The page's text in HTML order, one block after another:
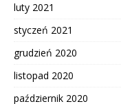
luty 2021
styczeń 2021
grudzień 2020
listopad 2020
październik 2020